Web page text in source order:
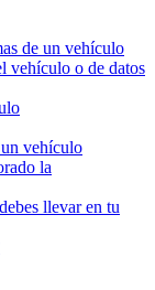
de un vehículo
vehículo o de datos
vehículo
la
llevar en tu